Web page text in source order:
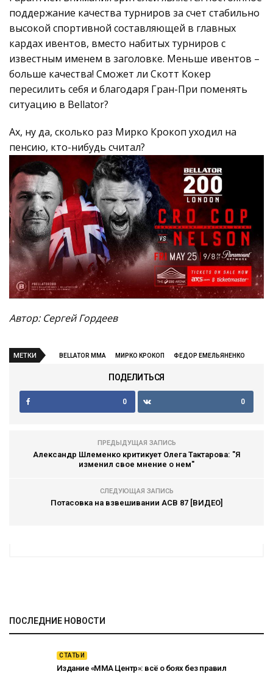
поддержание качества турниров за счет стабильно
высокой спортивной составляющей в главных
кардах ивентов, вместо набитых турниров с
известным именем в заголовке. Меньше ивентов –
больше качества! Сможет ли Скотт Кокер
пересилить себя и благодаря Гран-При поменять
ситуацию в Bellator?
Ах, ну да, сколько раз Мирко Крокоп уходил на
пенсию, кто-нибудь считал?
Автор: Сергей Гордеев
МЕТКИ BELLATOR MMA МИРКО КРОКОП ФЕДОР ЕМЕЛЬЯНЕНКО
ПОДЕЛИТЬСЯ
0 0
ПРЕДЫДУЩАЯ ЗАПИСЬ
Александр Шлеменко критикует Олега Тактарова: "Я
изменил свое мнение о нем"
СЛЕДУЮЩАЯ ЗАПИСЬ
Потасовка на взвешивании ACB 87 [ВИДЕО]
ПОСЛЕДНИЕ НОВОСТИ
СТАТЬИ
Издание «ММА Центр»: всё о боях без правил